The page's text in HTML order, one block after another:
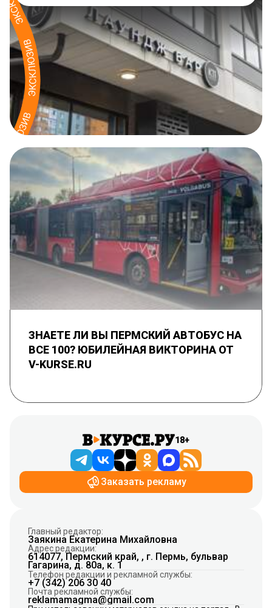
ЗНАЕТЕ ЛИ ВЫ ПЕРМСКИЙ АВТОБУС НА
ВСЕ 100? ЮБИЛЕЙНАЯ ВИКТОРИНА ОТ
V-KURSE.RU
18+
Заказать рекламу
Главный редактор:
Заякина Екатерина Михайловна
Адрес редакции:
614077, Пермский край, , г. Пермь, бульвар
Гагарина, д. 80а, к. 1
Телефон редакции и рекламной службы:
+7 (342) 206 30 40
Почта рекламной службы:
reklamamagma@gmail.com